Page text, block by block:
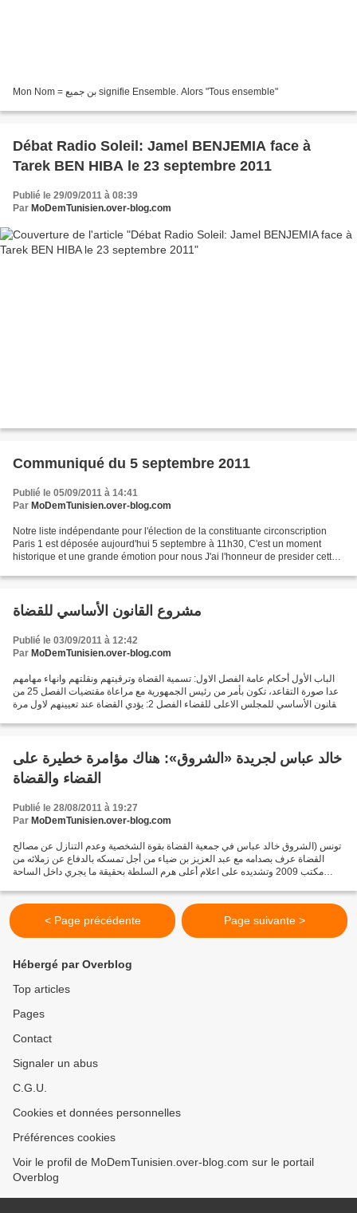
Mon Nom = بن جميع signifie Ensemble. Alors "Tous ensemble"
Débat Radio Soleil: Jamel BENJEMIA face à
Tarek BEN HIBA le 23 septembre 2011
Publié le 29/09/2011 à 08:39
Par MoDemTunisien.over-blog.com
Communiqué du 5 septembre 2011
Publié le 05/09/2011 à 14:41
Par MoDemTunisien.over-blog.com
Notre liste indépendante pour l'élection de la constituante circonscription
Paris 1 est déposée aujourd'hui 5 septembre à 11h30, C'est un moment
historique et une grande émotion pour nous J'ai l'honneur de presider cette
مشروع القانون الأساسي للقضاة
Publié le 03/09/2011 à 12:42
Par MoDemTunisien.over-blog.com
الباب الأول أحكام عامة الفصل الاول: تسمية القضاة وترقيتهم ونقلتهم وانهاء مهامهم
عدا صورة التقاعد، تكون بأمر من رئيس الجمهورية مع مراعاة مقتضيات الفصل 25 من
القانون الأساسي للمجلس الاعلى للقضاء الفصل 2: يؤدي القضاة عند تعيينهم لاول مرة
خالد عباس لجريدة «الشروق»: هناك مؤامرة خطيرة على
القضاء والقضاة
Publié le 28/08/2011 à 19:27
Par MoDemTunisien.over-blog.com
تونس (الشروق خالد عباس في جمعية القضاة بقوة الشخصية وعدم التنازل عن مصالح
القضاة عرف بصدامه مع عبد العزيز بن ضياء من أجل تمسكه بالدفاع عن زملائه من
مكتب 2009 وتشديده على اعلام أعلى هرم السلطة بحقيقة ما يجري داخل الساحة
< Page précédente Page suivante >
Hébergé par Overblog
Top articles
Pages
Contact
Signaler un abus
C.G.U.
Cookies et données personnelles
Préférences cookies
Voir le profil de MoDemTunisien.over-blog.com sur le portail
Overblog